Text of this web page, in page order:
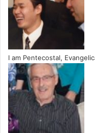
I am Pentecostal,